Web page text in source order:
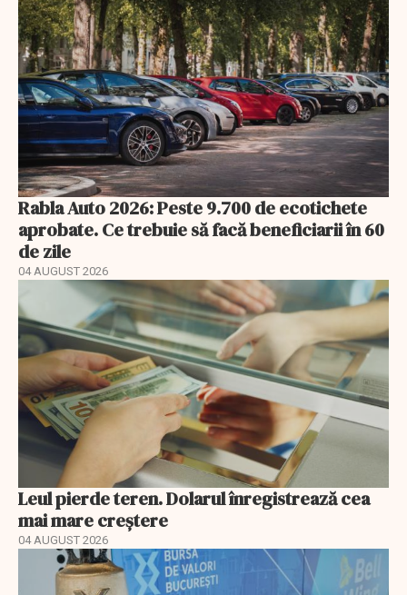
Rabla Auto 2026: Peste 9.700 de ecotichete
aprobate. Ce trebuie să facă beneficiarii în 60
de zile
04 AUGUST 2026
Leul pierde teren. Dolarul înregistrează cea
mai mare creștere
04 AUGUST 2026